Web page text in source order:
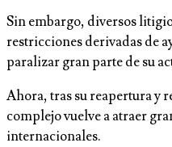
Sin embargo, diversos
restricciones derivadas de
paralizar gran parte de su
Ahora, tras su reapertura y
complejo vuelve a atraer
internacionales.